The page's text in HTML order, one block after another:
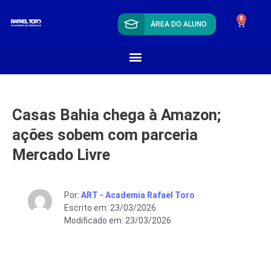
ÁREA DO ALUNO
0
Casas Bahia chega à Amazon;
ações sobem com parceria
Mercado Livre
Por: ART - Academia Rafael Toro
Escrito em: 23/03/2026
Modificado em: 23/03/2026